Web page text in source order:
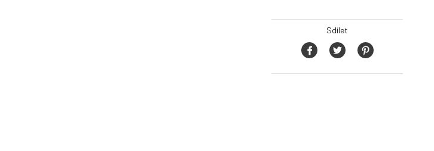
Sdílet